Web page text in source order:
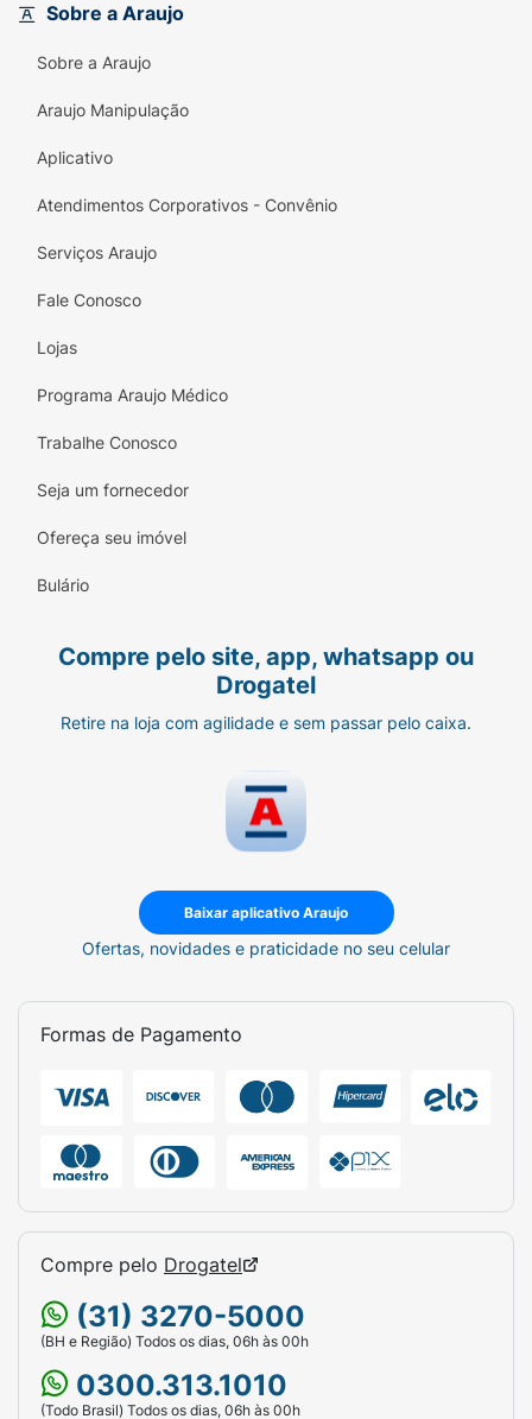
Sobre a Araujo
Sobre a Araujo
Araujo Manipulação
Aplicativo
Atendimentos Corporativos - Convênio
Serviços Araujo
Fale Conosco
Lojas
Programa Araujo Médico
Trabalhe Conosco
Seja um fornecedor
Ofereça seu imóvel
Bulário
Compre pelo site, app, whatsapp ou
Drogatel
Retire na loja com agilidade e sem passar pelo caixa.
Baixar aplicativo Araujo
Ofertas, novidades e praticidade no seu celular
Formas de Pagamento
Compre pelo Drogatel
(31) 3270-5000
(BH e Região) Todos os dias, 06h às 00h
0300.313.1010
(Todo Brasil) Todos os dias, 06h às 00h